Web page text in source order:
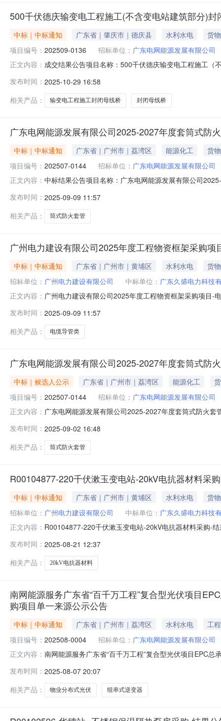
500千伏德庆输变电工程施工(不含变电站建筑部分)
中标｜中标通知 广东省｜肇庆市｜德庆县 水利水电
货物
项目编号： 202509-0136 招标单位： 广东电网能源发展有限公司
正文内容： 成交结果公告项目名称：500千伏德庆输变电工程施工
缴费凭证回传至中国南方电网电子采购交易平台方可在
发布时间： 2025-10-29 16:58
相关产品：
输变电工程施工封闭母线桥 封闭母线桥
广东电网能源发展有限公司2025-2027年度套筒式防
中标｜中标通知 广东省｜广州市｜荔湾区 能源化工
货物
项目编号： 202507-0144 招标单位： 广东电网能源发展有限公司
正文内容： 中标结果公告项目名称：广东电网能源发展有限公司
有限公司二、其他1、请中标单位在收到招标代理机构发
平台查看并
发布时间： 2025-09-09 11:57
相关产品：
筒式防火套管
广州电力建设有限公司2025年度工程物资框架采购
中标｜中标通知 广东省｜广州市｜黄埔区 水利水电
货物
招标单位： 广州电力建设有限公司 中标单位： 广东久盛电力科技
正文内容： 广州电力建设有限公司2025年度工程物资框架采购项目-
为采购文件所规定的发包内容2东莞市庆隆塑胶有限公司
缴费，转账后请将转账
发布时间： 2025-09-09 11:57
相关产品：
电缆导管类
广东电网能源发展有限公司2025-2027年度套筒式防
中标｜候选人公示 广东省｜广州市｜荔湾区 能源化工
项目编号： 202507-0144 招标单位： 广东电网能源发展有限公司
正文内容： 广东电网能源发展有限公司2025-2027年度套筒式防火
目编号：202507-0144），经评标委员会评审，现将中
发布时间： 2025-09-02 16:48
相关产品：
筒式防火套管
R00104877-220千伏漱玉变电站-20kV电抗器材料采
中标｜中标通知 广东省｜广州市｜黄埔区 水利水电
货物
招标单位： 广州电力建设有限公司 中标单位： 广东久盛电力科技
正文内容： R00104877-220千伏漱玉变电站-20kV电抗器材料采购-
三、成交内容以本项目在赫兹工业品（电工产品商城）
发布时间： 2025-08-21 12:37
相关产品：
20kV电抗器材料
南网能源服务广东省“百千万工程”复合型光伏项目
购项目单一来源公示公告
中标｜中标通知 广东省｜广州市｜荔湾区 水利水电
工程
项目编号： 202508-0004 招标单位： 广东电网能源发展有限公司
正文内容： 南网能源服务广东省“百千万工程”复合型光伏项目EPC
期）-(组串式逆变器)采购项目，采购人为（采购人名称
围：本次采购
发布时间： 2025-08-07 20:07
相关产品：
物业分布式光伏 组串式逆变器